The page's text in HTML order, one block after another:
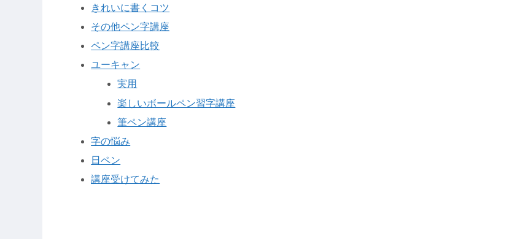
きれいに書くコツ
その他ペン字講座
ペン字講座比較
ユーキャン
実用
楽しいボールペン習字講座
筆ペン講座
字の悩み
日ペン
講座受けてみた